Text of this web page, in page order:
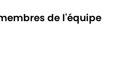
de l'équipe